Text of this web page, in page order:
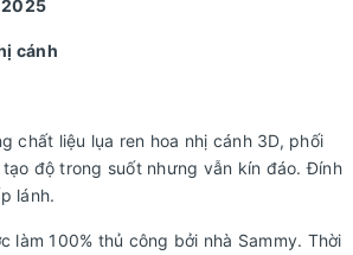
2025
cánh
chất liệu lụa ren hoa nhị cánh 3D, phối
độ trong suốt nhưng vẫn kín đáo. Đính
lánh.
làm 100% thủ công bởi nhà Sammy. Thời